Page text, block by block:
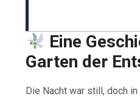
Eine
Garten der
Die Nacht war still, doch